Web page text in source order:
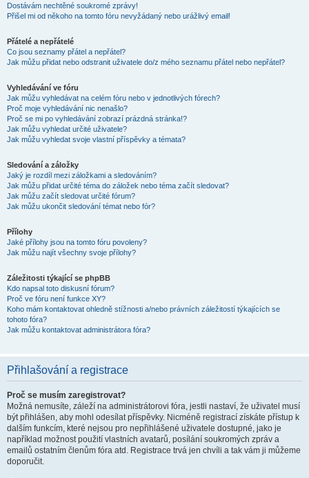
Dostávám nechtěné soukromé zprávy!
Přišel mi od někoho na tomto fóru nevyžádaný nebo urážlivý email!
Přátelé a nepřátelé
Co jsou seznamy přátel a nepřátel?
Jak můžu přidat nebo odstranit uživatele do/z mého seznamu přátel nebo nepřátel?
Vyhledávání ve fóru
Jak můžu vyhledávat na celém fóru nebo v jednotlivých fórech?
Proč moje vyhledávání nic nenašlo?
Proč se mi po vyhledávání zobrazí prázdná stránka!?
Jak můžu vyhledat určité uživatele?
Jak můžu vyhledat svoje vlastní příspěvky a témata?
Sledování a záložky
Jaký je rozdíl mezi záložkami a sledováním?
Jak můžu přidat určité téma do záložek nebo téma začít sledovat?
Jak můžu začít sledovat určité fórum?
Jak můžu ukončit sledování témat nebo fór?
Přílohy
Jaké přílohy jsou na tomto fóru povoleny?
Jak můžu najít všechny svoje přílohy?
Záležitosti týkající se phpBB
Kdo napsal toto diskusní fórum?
Proč ve fóru není funkce XY?
Koho mám kontaktovat ohledně stížnosti a/nebo právních záležitostí týkajících se
tohoto fóra?
Jak můžu kontaktovat administrátora fóra?
Přihlašování a registrace
Proč se musím zaregistrovat?
Možná nemusíte, záleží na administrátorovi fóra, jestli nastaví, že uživatel musí
být přihlášen, aby mohl odesílat příspěvky. Nicméně registrací získáte přístup k
dalším funkcím, které nejsou pro nepřihlášené uživatele dostupné, jako je
například možnost použití vlastních avatarů, posílání soukromých zpráv a
emailů ostatním členům fóra atd. Registrace trvá jen chvíli a tak vám ji můžeme
doporučit.